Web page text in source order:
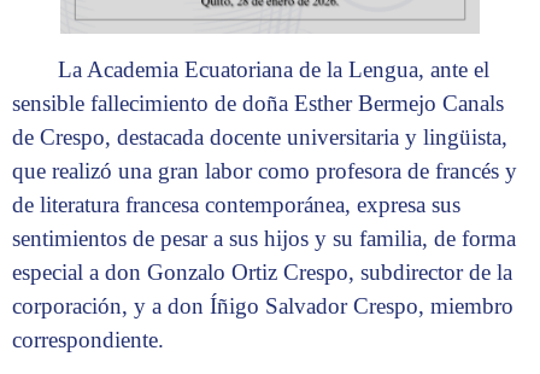
La Academia Ecuatoriana de la Lengua, ante el
sensible fallecimiento de doña Esther Bermejo Canals
de Crespo, destacada docente universitaria y lingüista,
que realizó una gran labor como profesora de francés y
de literatura francesa contemporánea, expresa sus
sentimientos de pesar a sus hijos y su familia, de forma
especial a don Gonzalo Ortiz Crespo, subdirector de la
corporación, y a don Íñigo Salvador Crespo, miembro
correspondiente.